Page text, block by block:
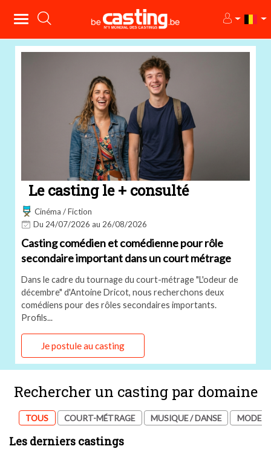
Le casting le + consulté
Cinéma / Fiction
Du 24/07/2026 au 26/08/2026
Casting comédien et comédienne pour rôle
secondaire important dans un court métrage
Dans le cadre du tournage du court-métrage "L'odeur de
décembre" d'Antoine Dricot, nous recherchons deux
comédiens pour des rôles secondaires importants.
Profils...
Je postule au casting
Rechercher un casting par domaine
TOUS COURT-MÉTRAGE MUSIQUE / DANSE MODE /
Les derniers castings